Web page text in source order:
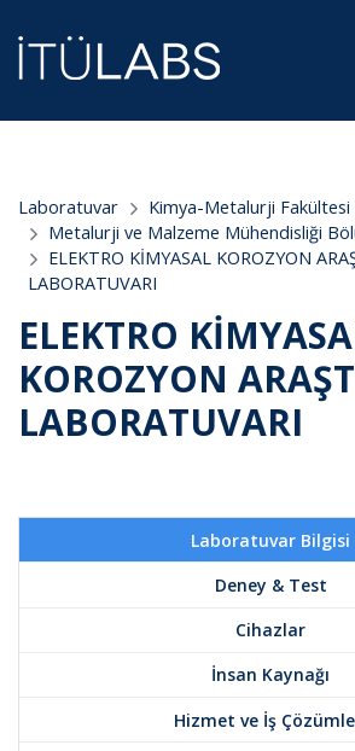
Laboratuvar
Kimya-Metalurji Fakültesi
Metalurji ve Malzeme Mühendisliği
ELEKTRO KİMYASAL KOROZYON
LABORATUVARI
ELEKTRO
KOROZYON
LABORATUVARI
Laboratuvar Bilgisi
Deney & Test
Cihazlar
İnsan Kaynağı
Hizmet ve İş